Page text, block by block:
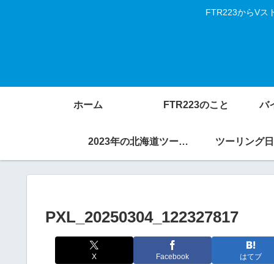
FTR223からVス
ホーム FTR223のこと バ
2023年の北海道ツーリング ツーリング
PXL_20250304_122327817
X Facebook はてブ